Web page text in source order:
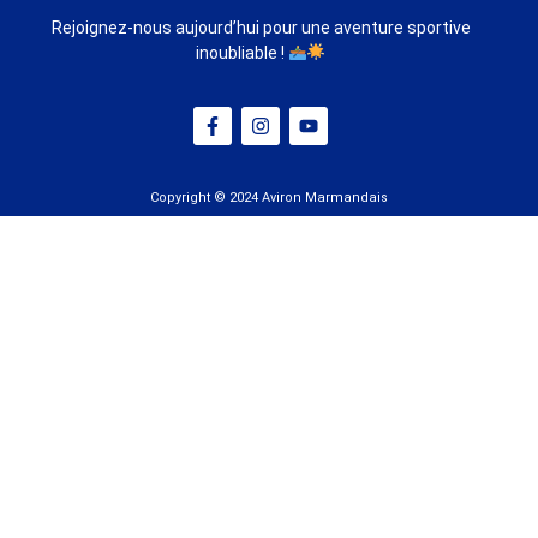
Rejoignez-nous aujourd’hui pour une aventure sportive
inoubliable !
Copyright © 2024 Aviron Marmandais